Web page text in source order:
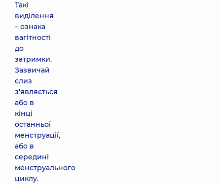
Такі
виділення
– ознака
вагітності
до
затримки.
Зазвичай
слиз
з'являється
або в
кінці
останньої
менструації,
або в
середині
менструального
циклу.